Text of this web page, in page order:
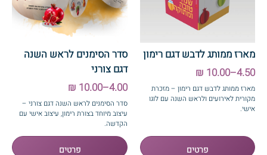
מארז ממותג לדבש דגם רימון
4.50–10.00 ₪
מארז ממותג לדבש דגם רימון – מזכרת
מקורית לאירועים ולראש השנה עם לוגו
אישי.
סדר הסימנים לראש השנה
דגם צורני
4.00–10.00 ₪
סדר הסימנים לראש השנה דגם צורני –
עיצוב מיוחד בצורת רימון, עיצוב אישי עם
הקדשה.